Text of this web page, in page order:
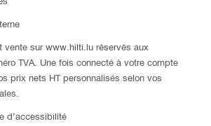
vente sur www.hilti.lu réservés aux
TVA. Une fois connecté à votre compte
prix nets HT personnalisés selon vos
d’accessibilité